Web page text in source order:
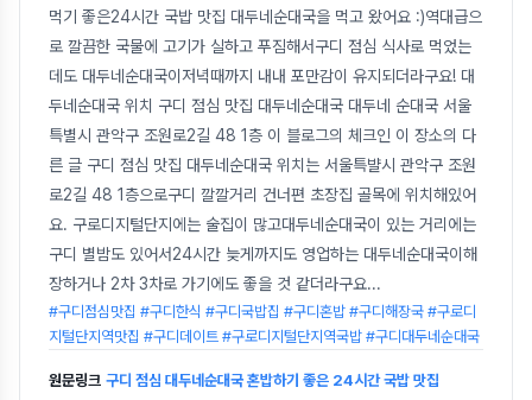
먹기 좋은24시간 국밥 맛집 대두네순대국을 먹고 왔어요 :)역대급으
로 깔끔한 국물에 고기가 실하고 푸짐해서구디 점심 식사로 먹었는
데도 대두네순대국이저녁때까지 내내 포만감이 유지되더라구요! 대
두네순대국 위치 구디 점심 맛집 대두네순대국 대두네 순대국 서울
특별시 관악구 조원로2길 48 1층 이 블로그의 체크인 이 장소의 다
른 글 구디 점심 맛집 대두네순대국 위치는 서울특뱔시 관악구 조원
로2길 48 1층으로구디 깔깔거리 건너편 초장집 골목에 위치해있어
요. 구로디지털단지에는 술집이 많고대두네순대국이 있는 거리에는
구디 별밤도 있어서24시간 늦게까지도 영업하는 대두네순대국이해
장하거나 2차 3차로 가기에도 좋을 것 같더라구요...
#구디점심맛집 #구디한식 #구디국밥집 #구디혼밥 #구디해장국 #구로디
지털단지역맛집 #구디데이트 #구로디지털단지역국밥 #구디대두네순대국
원문링크 구디 점심 대두네순대국 혼밥하기 좋은 24시간 국밥 맛집